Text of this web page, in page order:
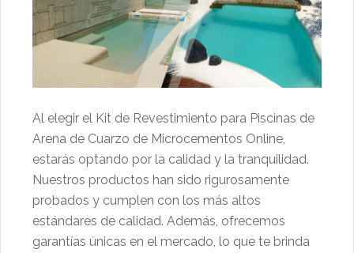
Al elegir el Kit de Revestimiento para Piscinas de
Arena de Cuarzo de Microcementos Online,
estarás optando por la calidad y la tranquilidad.
Nuestros productos han sido rigurosamente
probados y cumplen con los más altos
estándares de calidad. Además, ofrecemos
garantías únicas en el mercado, lo que te brinda